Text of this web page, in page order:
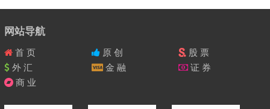
网站导航
首 页 原 创
股 票
外 汇
金 融
证 券
商 业